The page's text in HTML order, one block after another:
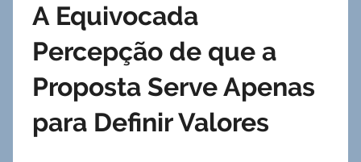
A Equivocada
Percepção de que a
Proposta Serve Apenas
para Definir Valores